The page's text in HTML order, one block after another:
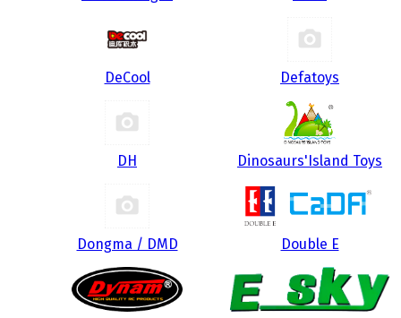
DeCool Defatoys
DH Dinosaurs'Island Toys
Dongma / DMD Double E